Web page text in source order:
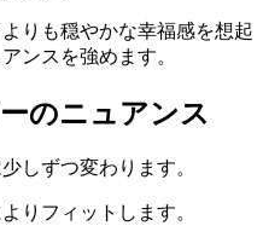
りも穏やかな幸福感を想起
ンスを強めます。
のニュアンス
しずつ変わります。
りフィットします。